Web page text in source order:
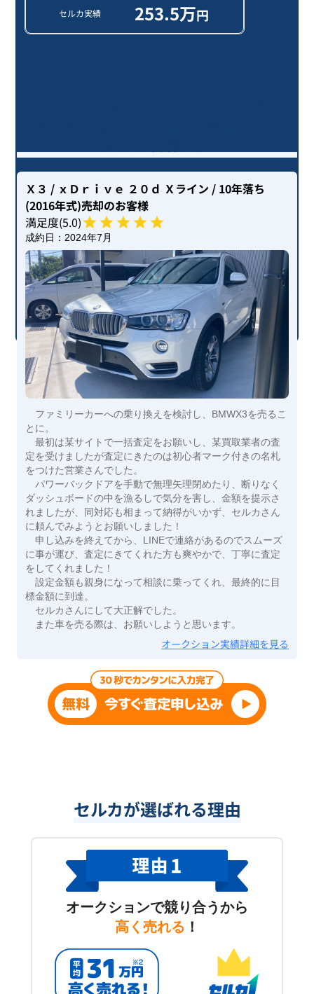
セルカ実績 253.5万円
Ｘ３ / ｘＤｒｉｖｅ ２０ｄ Ｘライン / 10年落ち
(2016年式)売却のお客様
満足度(5.0)
成約日： 2024年7月
ファミリーカーへの乗り換えを検討し、BMWX3を売るこ
とに。
最初は某サイトで一括査定をお願いし、某買取業者の査
定を受けましたが査定にきたのは初心者マーク付きの名札
をつけた営業さんでした。
パワーバックドアを手動で無理矢理閉めたり、断りなく
ダッシュボードの中を漁るしで気分を害し、金額を提示さ
れましたが、同対応も相まって納得がいかず、セルカさん
に頼んでみようとお願いしました！
申し込みを終えてから、LINEで連絡があるのでスムーズ
に事が運び、査定にきてくれた方も爽やかで、丁寧に査定
をしてくれました！
設定金額も親身になって相談に乗ってくれ、最終的に目
標金額に到達。
セルカさんにして大正解でした。
また車を売る際は、お願いしようと思います。
オークション実績詳細を見る
セルカが選ばれる理由
オークションで競り合うから
高く売れる ！